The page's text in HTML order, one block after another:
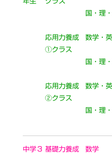
国・理
応用力養成
①クラス
数学・
国・理
応用力養成
②クラス
数学・
国・理
中学３ 基礎力養成
数学